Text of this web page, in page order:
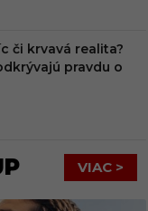
či krvavá realita?
pravdu o
VIAC >